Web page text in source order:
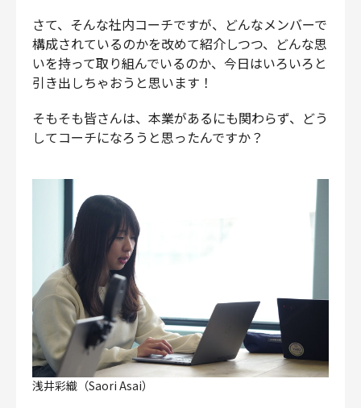
さて、そんな社内コーチですが、どんなメンバーで
構成されているのかを改めて紹介しつつ、どんな思
いを持って取り組んでいるのか、今日はいろいろと
引き出しちゃおうと思います！
そもそも皆さんは、本業があるにも関わらず、どう
してコーチになろうと思ったんですか？
浅井彩織（Saori Asai）